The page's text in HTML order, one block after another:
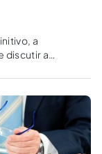
a
discutir a